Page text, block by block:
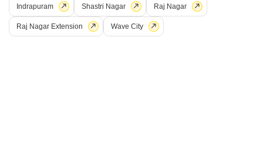
संदीप मिश्रा
Indrapuram Shastri Nagar Raj Nagar
Raj Nagar Extension Wave City